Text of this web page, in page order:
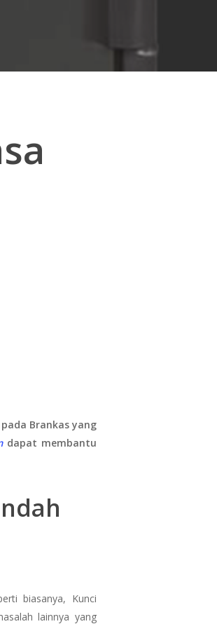
Brankas yang
dapat membantu
biasanya, Kunci
lainnya yang